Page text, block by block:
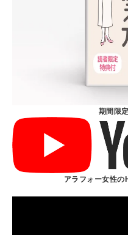
期間限
アラフォー女性